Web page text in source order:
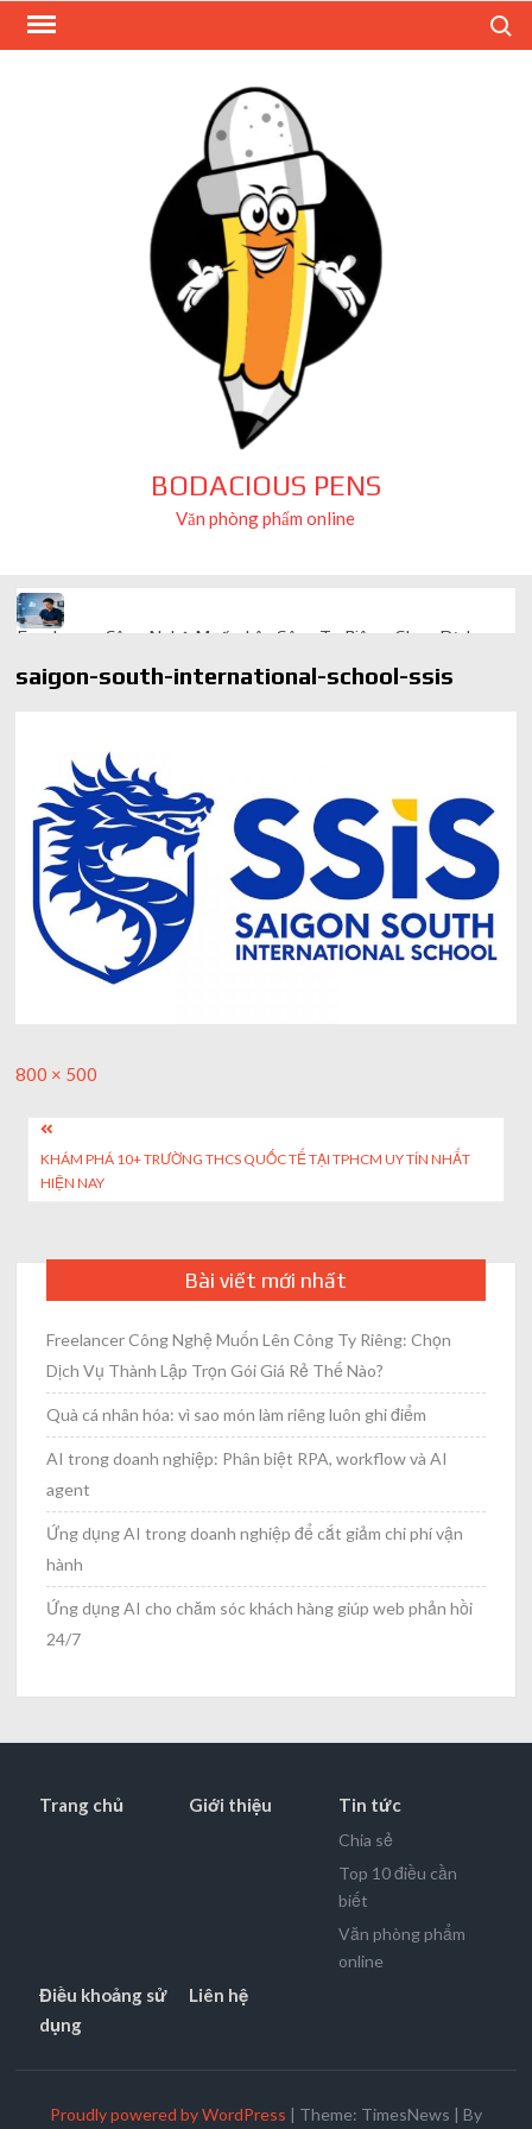
Skip
BODACIOUS PENS
Văn phòng phẩm online
Freelancer Công Nghệ Muốn Lên Công Ty Riêng: Chọn Dịch
AI trong doanh nghiệp: Phân biệt RPA, workflow và AI agent
Ứng dụng AI trong doanh nghiệp để cắt giảm chi phí vận hành
Ứng dụng AI cho chăm sóc khách hàng giúp web phản hồi
24/7
AI agent cho doanh nghiệp khác chatbot truyền thống ra sao
saigon-south-international-school-ssis
Full
800 × 500
Post
navigation
KHÁM PHÁ 10+ TRƯỜNG THCS QUỐC TẾ TẠI TPHCM UY TÍN NHẤT
HIỆN NAY
Bài viết mới nhất
Freelancer Công Nghệ Muốn Lên Công Ty Riêng: Chọn
Dịch Vụ Thành Lập Trọn Gói Giá Rẻ Thế Nào?
Quà cá nhân hóa: vì sao món làm riêng luôn ghi điểm
AI trong doanh nghiệp: Phân biệt RPA, workflow và AI
agent
Ứng dụng AI trong doanh nghiệp để cắt giảm chi phí vận
hành
Ứng dụng AI cho chăm sóc khách hàng giúp web phản hồi
24/7
Trang chủ Giới thiệu Tin tức
Chia sẻ
Top 10 điều cần
biết
Văn phòng phẩm
online
Điều khoảng sử
dụng
Liên hệ
Proudly powered by WordPress | Theme: TimesNews | By